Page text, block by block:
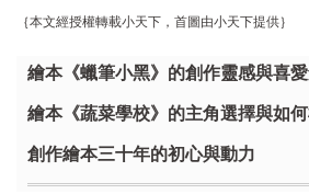
｛本文經授權轉載小天下，首圖由小天下提供｝
繪本《蠟筆小黑》的創作靈感與喜
繪本《蔬菜學校》的主角選擇與如
創作繪本三十年的初心與動力